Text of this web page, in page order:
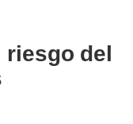
riesgo del